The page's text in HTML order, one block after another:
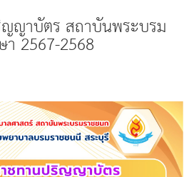
ญาบัตร สถาบันพระบรม
2567-2568